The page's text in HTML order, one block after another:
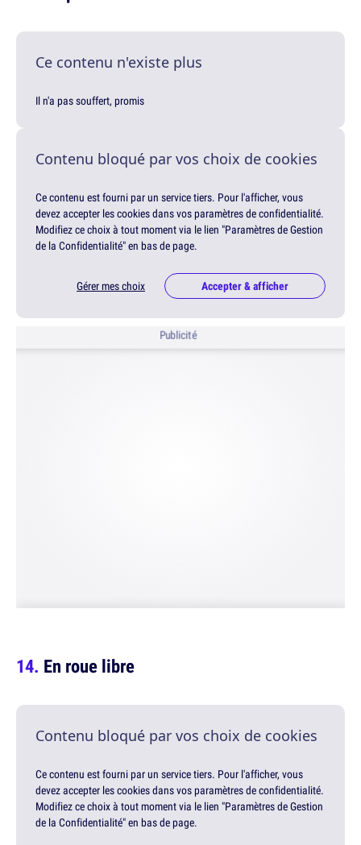
Ce contenu n'existe plus
Il n'a pas souffert, promis
Contenu bloqué par vos choix de cookies
Ce contenu est fourni par un service tiers. Pour l'afficher, vous
devez accepter les cookies dans vos paramètres de confidentialité.
Modifiez ce choix à tout moment via le lien "Paramètres de Gestion
de la Confidentialité" en bas de page.
Gérer mes choix Accepter & afficher
Publicité
En roue libre
Contenu bloqué par vos choix de cookies
Ce contenu est fourni par un service tiers. Pour l'afficher, vous
devez accepter les cookies dans vos paramètres de confidentialité.
Modifiez ce choix à tout moment via le lien "Paramètres de Gestion
de la Confidentialité" en bas de page.